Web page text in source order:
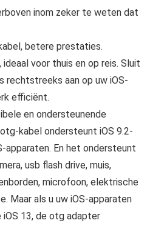
inom zeker te weten dat
betere prestaties.
voor thuis en op reis. Sluit
aan op uw iOS-
efficiënt.
en ondersteunende
kabel ondersteunt iOS 9.2-
apparaten. En het ondersteunt
usb flash drive, muis,
microfoon, elektrische
Maar als u uw iOS-apparaten
iOS 13, de otg adapter